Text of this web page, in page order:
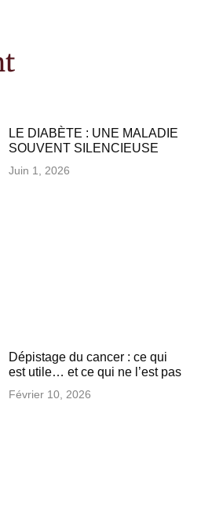
LE DIABÈTE : UNE MALADIE
SOUVENT SILENCIEUSE
Juin 1, 2026
Dépistage du cancer : ce qui
est utile… et ce qui ne l’est pas
Février 10, 2026